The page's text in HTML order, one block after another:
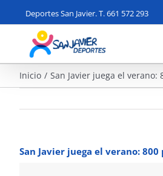
contenido
Deportes San Javier. T. 661 572 293
Inicio
San Javier juega el
San Javier juega el verano: